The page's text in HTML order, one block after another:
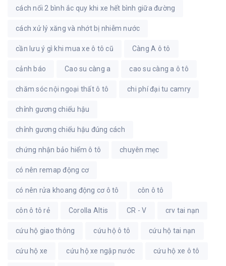
cách nối 2 bình ắc quy khi xe hết bình giữa đường
cách xử lý xăng và nhớt bị nhiễm nước
cần lưu ý gì khi mua xe ô tô cũ Càng A ô tô
cảnh báo Cao su càng a cao su càng a ô tô
chăm sóc nội ngoại thất ô tô chi phí đại tu camry
chỉnh gương chiếu hậu
chỉnh gương chiếu hậu đúng cách
chứng nhận bảo hiểm ô tô chuyên mẹc
có nên remap động cơ
có nên rửa khoang động cơ ô tô côn ô tô
côn ô tô rẻ Corolla Altis CR - V crv tai nạn
cứu hộ giao thông cứu hộ ô tô cứu hộ tai nạn
cứu hộ xe cứu hộ xe ngập nước cứu hộ xe ô tô